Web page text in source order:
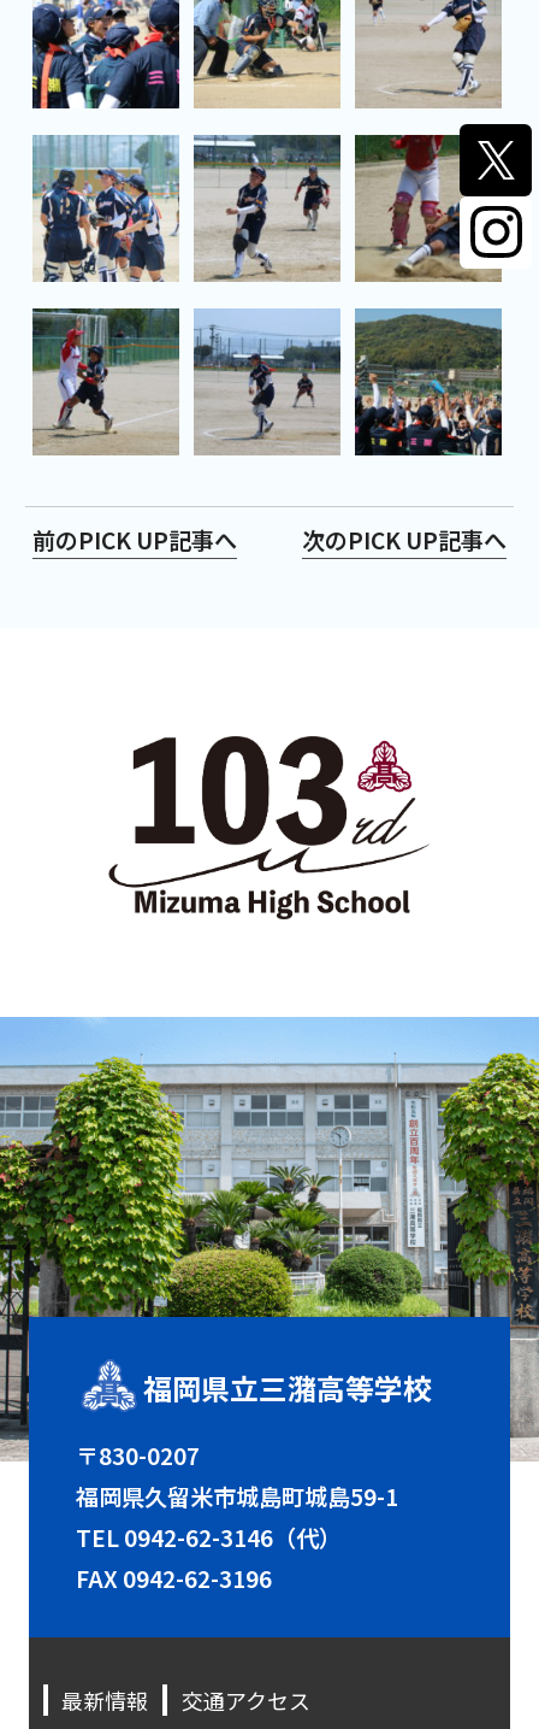
前のPICK UP記事へ 次のPICK UP記事へ
福岡県立三潴高等学校
〒830-0207
福岡県久留米市城島町城島59-1
TEL0942-62-3146（代）
FAX 0942-62-3196
最新情報
交通アクセス